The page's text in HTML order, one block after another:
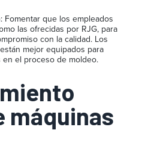
Fomentar que los empleados
las ofrecidas por RJG, para
con la calidad. Los
mejor equipados para
el proceso de moldeo.
máquinas